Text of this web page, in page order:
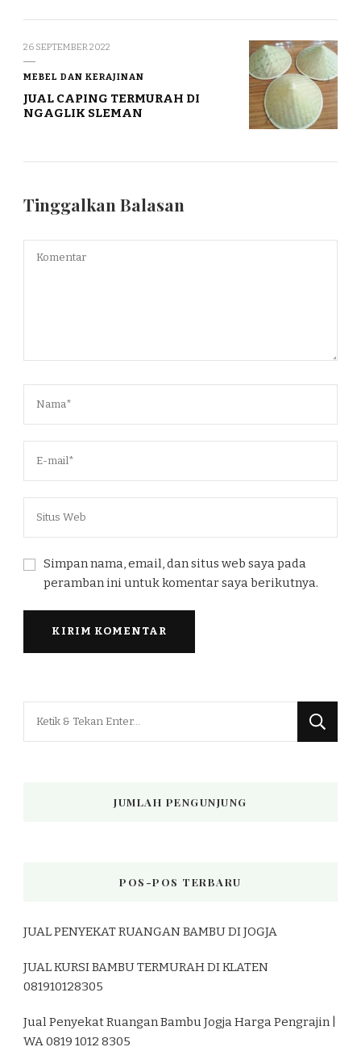
26 SEPTEMBER 2022
MEBEL DAN KERAJINAN
JUAL CAPING TERMURAH DI
NGAGLIK SLEMAN
Tinggalkan Balasan
Simpan nama, email, dan situs web saya pada
peramban ini untuk komentar saya berikutnya.
JUMLAH PENGUNJUNG
POS-POS TERBARU
JUAL PENYEKAT RUANGAN BAMBU DI JOGJA
JUAL KURSI BAMBU TERMURAH DI KLATEN
081910128305
Jual Penyekat Ruangan Bambu Jogja Harga Pengrajin |
WA 0819 1012 8305